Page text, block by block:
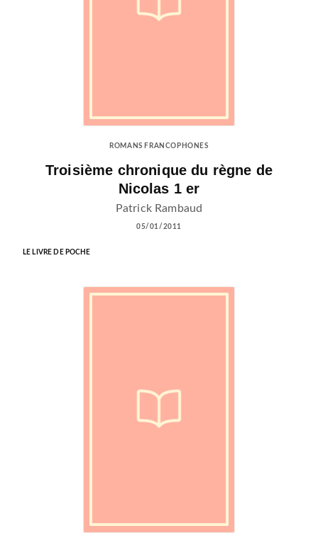
ROMANS FRANCOPHONES
Troisième chronique du règne de
Nicolas 1 er
Patrick Rambaud
05/01/2011
LE LIVRE DE POCHE